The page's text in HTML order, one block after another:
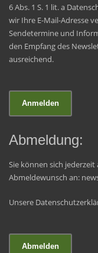
6 Abs. 1 S. 1 lit. a
wir Ihre E-Mail-Adresse
Sendetermine und
den Empfang des
ausreichend.
Abmeldung:
Sie können sich
Abmeldewunsch an:
Unsere